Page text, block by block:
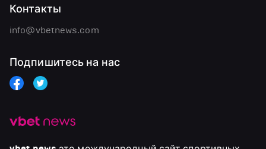
Контакты
info@vbetnews.com
Подпишитесь на нас